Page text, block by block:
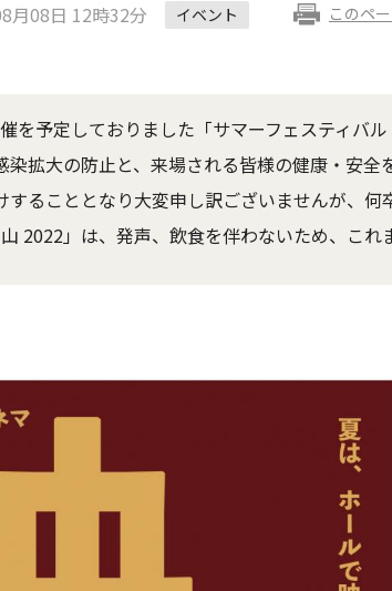
月08日 12時32分 イベント このペ
を予定しておりました「サマーフェスティバ
染拡大の防止と、来場される皆様の健康・安
することとなり大変申し訳ございませんが、
2022」は、発声、飲食を伴わないため、これ